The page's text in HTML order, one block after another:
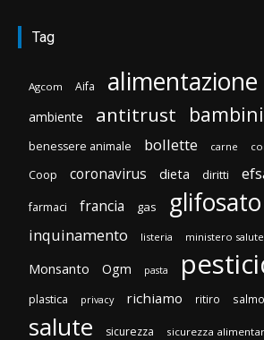
Tag
Agcom Aifa alimentazione
ambiente antitrust bambini
benessere animale bollette carne
Coop coronavirus dieta diritti
farmaci francia gas glifosato
inquinamento listeria ministero salute
Monsanto Ogm pasta
plastica privacy richiamo ritiro
salute sicurezza sicurezza